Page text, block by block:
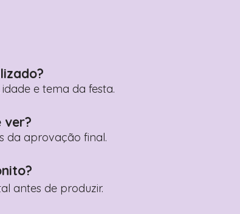
e tema da festa.
ver?
da aprovação final.
antes de produzir.